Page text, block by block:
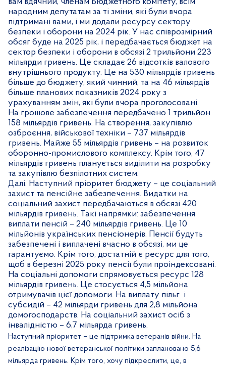
народним депутатам за ті зміни, які були вчора
підтримані вами, і ми додали ресурсу сектору
безпеки і оборони на 2024 рік. У нас співрозмірний
обсяг буде на 2025 рік, і передбачається бюджет на
сектор безпеки і оборони в обсязі 2 трильйони 223
мільярди гривень. Це складає 26 відсотків валового
внутрішнього продукту. Це на 530 мільярдів гривень
більше до бюджету, який чинний, та на 46 мільярдів
більше планових показників 2024 року з
урахуванням змін, які були вчора проголосовані.
На грошове забезпечення передбачено 1 трильйон
158 мільярдів гривень. На створення, закупівлю
озброєння, військової техніки – 737 мільярдів
гривень. Майже 55 мільярдів гривень – на розвиток
оборонно-промислового комплексу. Крім того, 47
мільярдів гривень планується виділити на розробку
та закупівлю безпілотних систем.
Далі. Наступний пріоритет бюджету – це соціальний
захист та пенсійне забезпечення. Видатки на
соціальний захист передбачаються в обсязі 420
мільярдів гривень. Такі напрямки: забезпечення
виплати пенсій – 240 мільярдів гривень. Це 10
мільйонів українських пенсіонерів. Пенсії будуть
забезпечені і виплачені вчасно в обсязі, ми це
гарантуємо. Крім того, достатній є ресурс для того,
щоб в березні 2025 року пенсії були проіндексовані.
На соціальні допомоги спрямовується ресурс 128
мільярдів гривень. Це стосується 4,5 мільйона
отримувачів цієї допомоги. На виплату пільг і
субсидій – 42 мільярди гривень для 2,8 мільйона
домогосподарств. На соціальний захист осіб з
інвалідністю – 6,7 мільярда гривень.
Наступний пріоритет – це підтримка ветеранів війни. На
реалізацію нової ветеранської політики заплановано 5,6
мільярда гривень. Крім того, хочу підкреслити, це, в